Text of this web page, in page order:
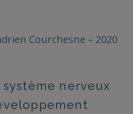
Courchesne – 2020
nerveux